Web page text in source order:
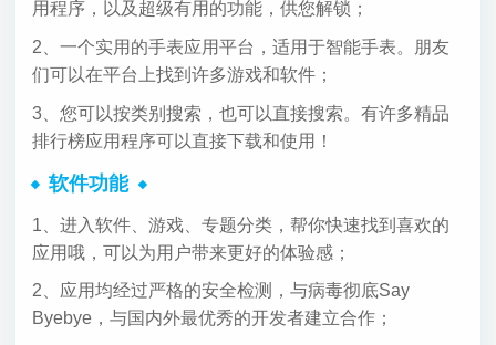
用程序，以及超级有用的功能，供您解锁；
2、一个实用的手表应用平台，适用于智能手表。朋友
们可以在平台上找到许多游戏和软件；
3、您可以按类别搜索，也可以直接搜索。有许多精品
排行榜应用程序可以直接下载和使用！
软件功能
1、进入软件、游戏、专题分类，帮你快速找到喜欢的
应用哦，可以为用户带来更好的体验感；
2、应用均经过严格的安全检测，与病毒彻底Say
Byebye，与国内外最优秀的开发者建立合作；